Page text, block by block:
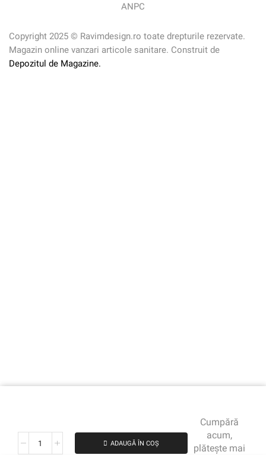
ANPC
Copyright 2025 © Ravimdesign.ro toate drepturile rezervate.
Magazin online vanzari articole sanitare. Construit de
Depozitul de Magazine.
ADAUGĂ ÎN COȘ
Cumpără
acum,
plătește mai